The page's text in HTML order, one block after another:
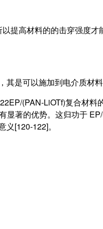
提高材料的的击穿强度
是可以施加到电介质材料
(PAN-LiOTf)复合材
著的优势。这归功于
[120-122]。